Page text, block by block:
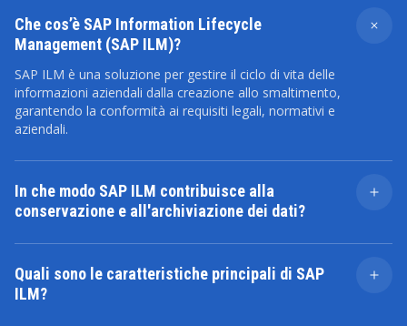
Che cos’è SAP Information Lifecycle
Management (SAP ILM)?
SAP ILM è una soluzione per gestire il ciclo di vita delle
informazioni aziendali dalla creazione allo smaltimento,
garantendo la conformità ai requisiti legali, normativi e
aziendali.
In che modo SAP ILM contribuisce alla
conservazione e all'archiviazione dei dati?
SAP ILM automatizza i processi di conservazione e
di archiviare i dati in modo sicuro, gestire i periodi di
conservazione e garantire uno smaltimento dei dati
Quali sono le caratteristiche principali di SAP
ILM?